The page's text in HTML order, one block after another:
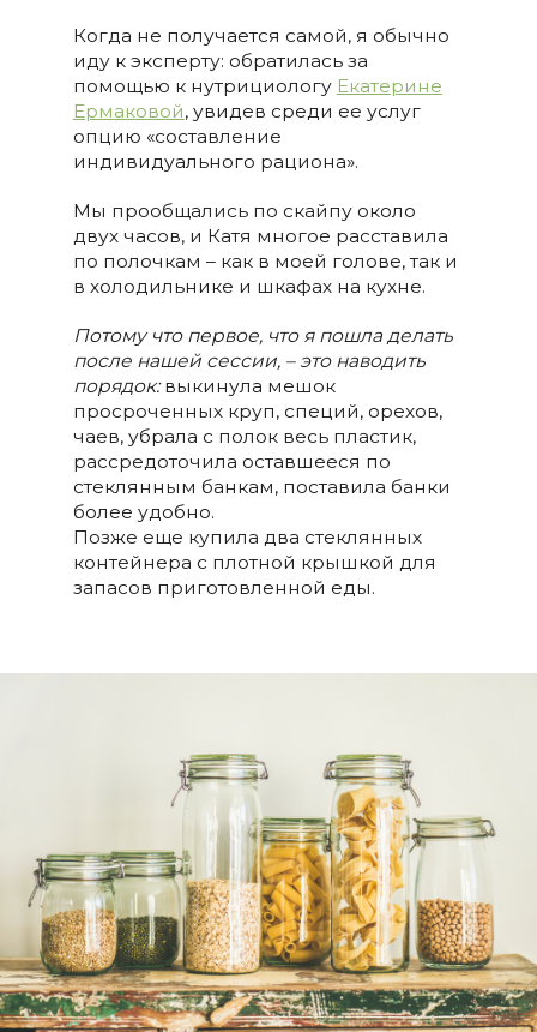
Когда не получается самой, я обычно
иду к эксперту: обратилась за
помощью к нутрициологу Екатерине
Ермаковой, увидев среди ее услуг
опцию «составление
индивидуального рациона».
Мы прообщались по скайпу около
двух часов, и Катя многое расставила
по полочкам – как в моей голове, так и
в холодильнике и шкафах на кухне.
Потому что первое, что я пошла делать
после нашей сессии, – это наводить
порядок:выкинула мешок
просроченных круп, специй, орехов,
чаев, убрала с полок весь пластик,
рассредоточила оставшееся по
стеклянным банкам, поставила банки
более удобно.
Позже еще купила два стеклянных
контейнера с плотной крышкой для
запасов приготовленной еды.